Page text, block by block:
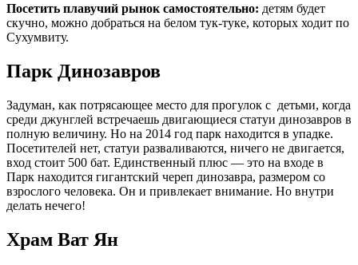
Посетить плавучий рынок самостоятельно: детям будет
скучно, можно добраться на белом тук-туке, которых ходит по
Сухумвиту.
Парк Динозавров
Задуман, как потрясающее место для прогулок с детьми, когда
среди джунглей встречаешь двигающиеся статуи динозавров в
полную величину. Но на 2014 год парк находится в упадке.
Посетителей нет, статуи разваливаются, ничего не двигается,
вход стоит 500 бат. Единственный плюс — это на входе в
Парк находится гигантский череп динозавра, размером со
взрослого человека. Он и привлекает внимание. Но внутри
делать нечего!
Храм Ват Ян